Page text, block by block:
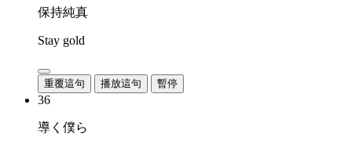
保持純真
Stay gold
重覆這句 播放這句 暫停
36
導く僕ら